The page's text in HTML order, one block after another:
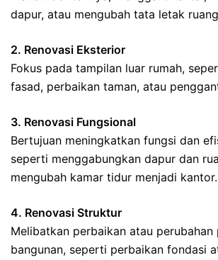
dapur, atau mengubah tata letak
2. Renovasi Eksterior
Fokus pada tampilan luar rumah,
fasad, perbaikan taman, atau
3. Renovasi Fungsional
Bertujuan meningkatkan fungsi dan
seperti menggabungkan dapur dan
mengubah kamar tidur menjadi kantor.
4. Renovasi Struktur
Melibatkan perbaikan atau
bangunan, seperti perbaikan fondasi